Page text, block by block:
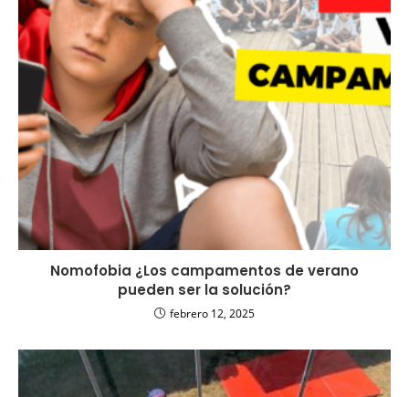
Nomofobia ¿Los campamentos de verano
pueden ser la solución?
febrero 12, 2025